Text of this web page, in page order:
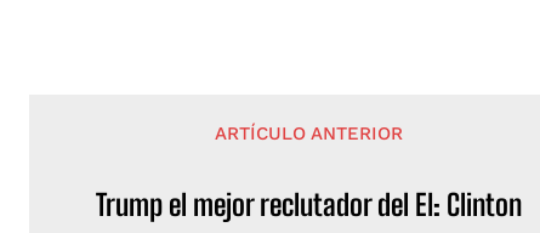
ARTÍCULO ANTERIOR
Trump el mejor reclutador del EI: Clinton